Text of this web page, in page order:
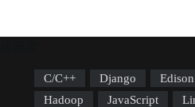
C/C++ Django Edison
Hadoop
JavaScript